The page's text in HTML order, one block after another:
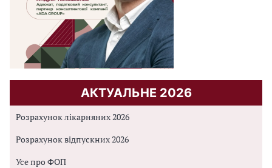
АКТУАЛЬНЕ 2026
Розрахунок лікарняних 2026
Розрахунок відпускних 2026
Усе про ФОП